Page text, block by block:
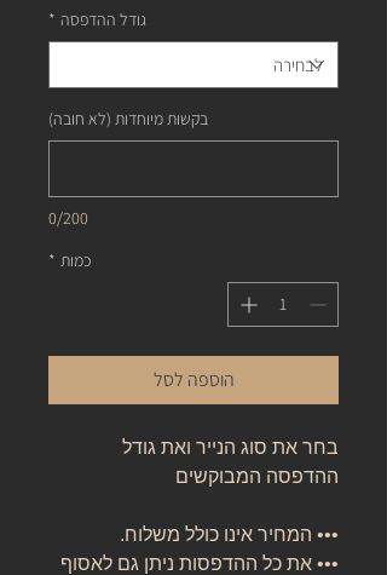
גודל ההדפסה *
בקשות מיוחדות (לא חובה)
0/200
כמות *
הוספה לסל
בחר את סוג הנייר ואת גודל
ההדפסה המבוקשים
••• המחיר אינו כולל משלוח.
••• את כל ההדפסות ניתן גם לאסוף